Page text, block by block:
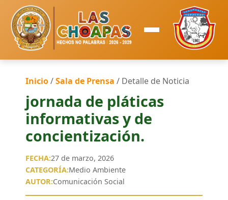
Inicio/Sala de Prensa / Detalle de Noticia
jornada de pláticas
informativas y de
concientización.
FECHA:27 de marzo, 2026
CATEGORÍA:Medio Ambiente
AUTOR:Comunicación Social